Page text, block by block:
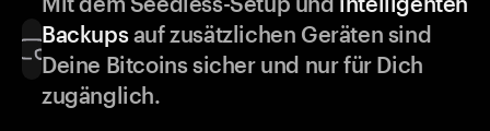
Backupsauf zusätzlichen Geräten sind
Deine Bitcoins sicher und nur für Dich
zugänglich.